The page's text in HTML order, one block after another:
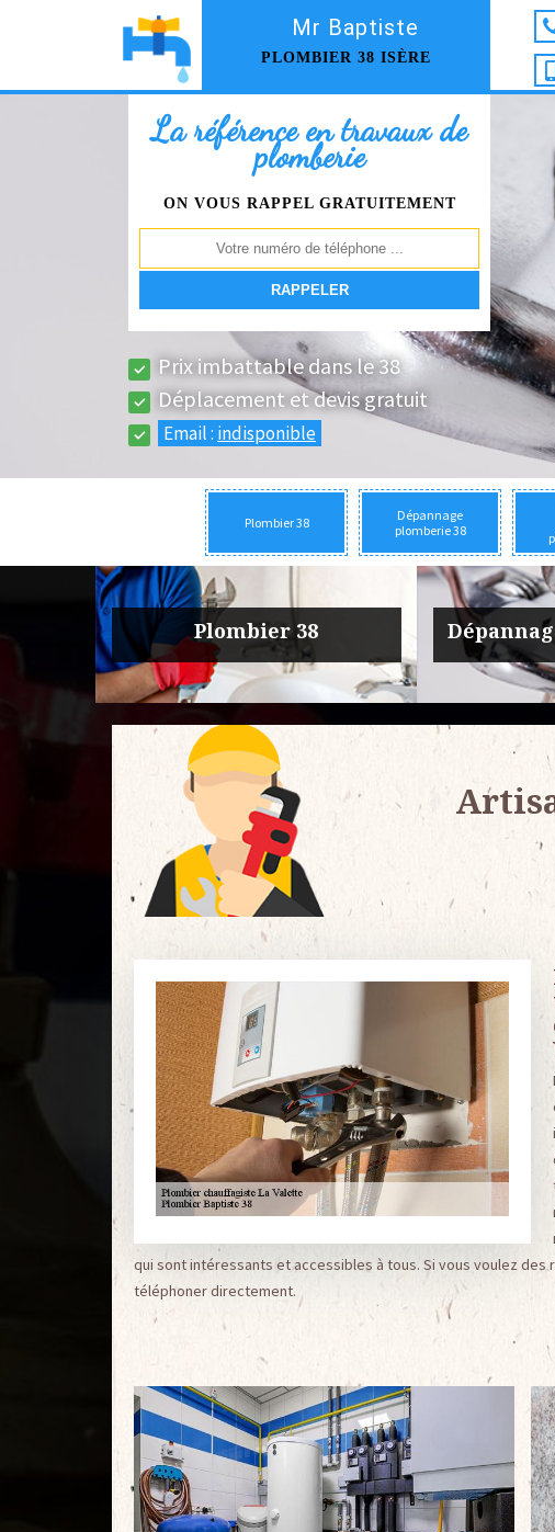
Mr Baptiste
PLOMBIER 38 ISÈRE
La référence en travaux de
plomberie
ON VOUS RAPPEL GRATUITEMENT
Prix imbattable dans le 38
Déplacement et devis gratuit
Email : indisponible
Plombier 38
Dépannage
plomberie 38
38 Urgence fuite plomberie 38 Entreprise
qui sont intéressants et accessibles à tous. Si vous voulez
téléphoner directement.